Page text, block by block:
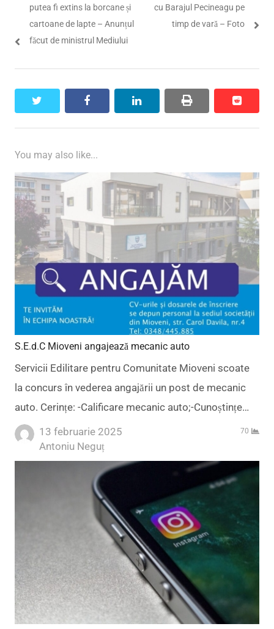
articole
post:
putea fi extins la borcane și
cartoane de lapte – Anunțul
făcut de ministrul Mediului
post:cu Barajul Pecineagu pe
timp de vară – Foto
facebook linkedin print reddit
reddit
You may also like...
S.E.d.C Mioveni angajează mecanic auto
Servicii Edilitare pentru Comunitate Mioveni scoate
la concurs în vederea angajării un post de mecanic
auto. Cerințe: -Calificare mecanic auto;-Cunoștințe…
13 februarie 2025
Author
Antoniu Neguț
70